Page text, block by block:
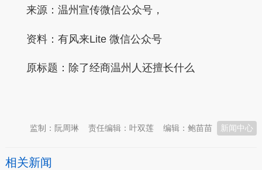
来源：温州宣传微信公众号，
资料：有风来Lite 微信公众号
原标题： 除了经商温州人还擅长什么
新闻中心
编辑：鲍苗苗
责任编辑：叶双莲
监制：阮周琳
相关新闻